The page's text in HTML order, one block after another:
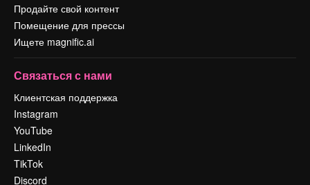
Продайте свой контент
Помещение для прессы
Ищете magnific.ai
Связаться с нами
Клиентская поддержка
Instagram
YouTube
LinkedIn
TikTok
Discord